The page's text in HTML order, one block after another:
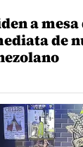
a
de